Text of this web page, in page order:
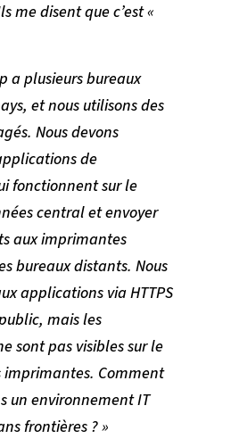
me disent que c’est «
a plusieurs bureaux
et nous utilisons des
Nous devons
de
fonctionnent sur le
central et envoyer
aux imprimantes
bureaux distants. Nous
applications via HTTPS
mais les
sont pas visibles sur le
imprimantes. Comment
un environnement IT
frontières ? »